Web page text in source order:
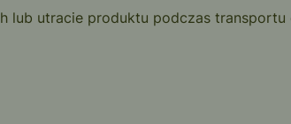
lub utracie produktu podczas